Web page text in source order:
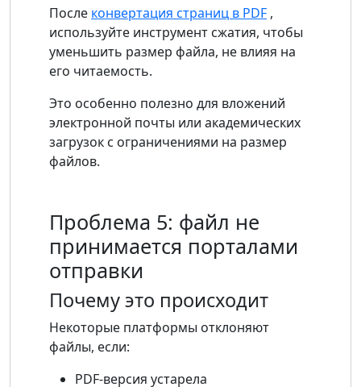
После конвертация страниц в PDF ,
используйте инструмент сжатия, чтобы
уменьшить размер файла, не влияя на
его читаемость.
Это особенно полезно для вложений
электронной почты или академических
загрузок с ограничениями на размер
файлов.
Проблема 5: файл не
принимается порталами
отправки
Почему это происходит
Некоторые платформы отклоняют
файлы, если:
PDF-версия устарела